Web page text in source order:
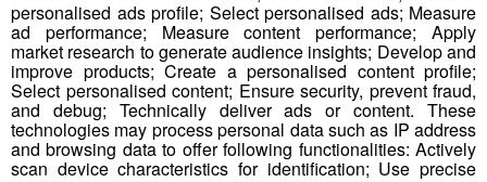
NOM ENTREPRISE :POLE EMPLOI/GRETA ARVE
FAUCIGNY
personalised ads profile; Select personalised ads; Measure
ad performance; Measure content performance; Apply
market research to generate audience insights; Develop and
improve products; Create a personalised content profile;
Select personalised content; Ensure security, prevent fraud,
and debug; Technically deliver ads or content. These
technologies may process personal data such as IP address
and browsing data to offer following functionalities: Actively
scan device characteristics for identification; Use precise